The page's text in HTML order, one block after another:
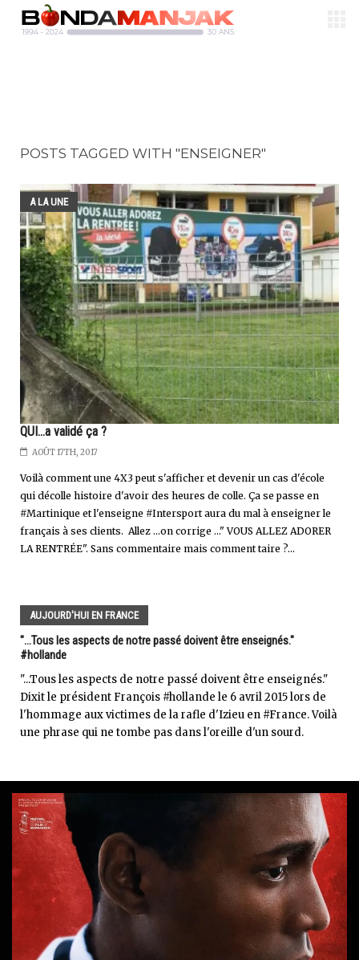
POSTS TAGGED WITH "ENSEIGNER"
A LA UNE
QUI...a validé ça ?
AOÛT 17TH, 2017
Voilà comment une 4X3 peut s'afficher et devenir un cas d'école
qui décolle histoire d'avoir des heures de colle. Ça se passe en
#Martinique et l'enseigne #Intersport aura du mal à enseigner le
français à ses clients. Allez ...on corrige ..." VOUS ALLEZ ADORER
LA RENTRÉE". Sans commentaire mais comment taire ?...
AUJOURD'HUI EN FRANCE
"...Tous les aspects de notre passé doivent être enseignés."
#hollande
"...Tous les aspects de notre passé doivent être enseignés."
Dixit le président François #hollande le 6 avril 2015 lors de
l'hommage aux victimes de la rafle d'Izieu en #France. Voilà
une phrase qui ne tombe pas dans l'oreille d'un sourd.